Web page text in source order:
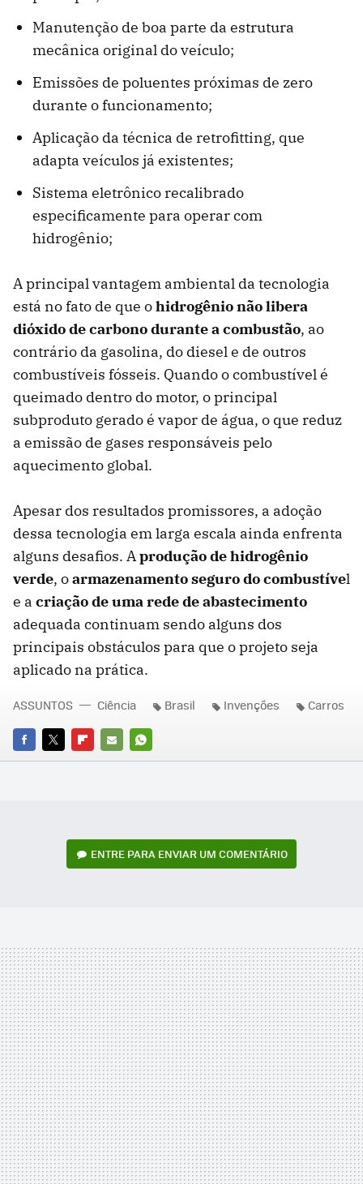
Manutenção de boa parte da estrutura
mecânica original do veículo;
Emissões de poluentes próximas de zero
durante o funcionamento;
Aplicação da técnica de retrofitting, que
adapta veículos já existentes;
Sistema eletrônico recalibrado
especificamente para operar com
hidrogênio;
A principal vantagem ambiental da tecnologia
está no fato de que ohidrogênio não libera
dióxido de carbono durante a combustão, ao
contrário da gasolina, do diesel e de outros
combustíveis fósseis. Quando o combustível é
queimado dentro do motor, o principal
subproduto gerado é vapor de água, o que reduz
a emissão de gases responsáveis pelo
aquecimento global.
Apesar dos resultados promissores, a adoção
dessa tecnologia em larga escala ainda enfrenta
alguns desafios. Aprodução de hidrogênio
verde, oarmazenamento seguro do combustível
e a criação de uma rede de abastecimento
adequada continuam sendo alguns dos
principais obstáculos para que o projeto seja
aplicado na prática.
FACEBOOK
TWITTERFLIPBOARD
E-
WHATSAPP
ASSUNTOS Ciência Brasil Invenções Carros
ENTRE PARA ENVIAR UM COMENTÁRIO